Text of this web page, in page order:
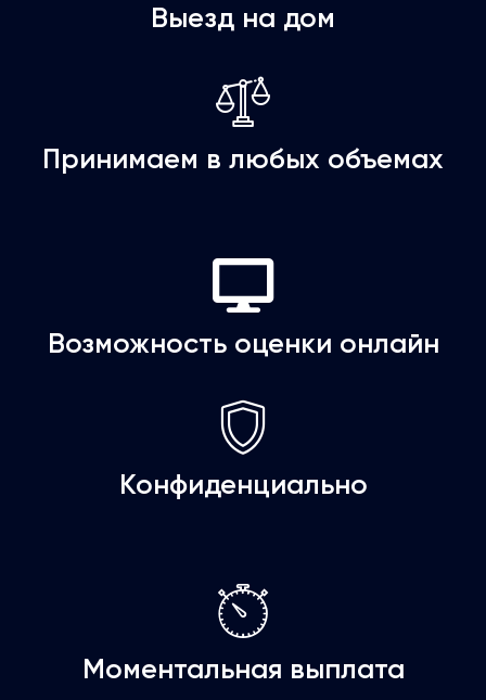
Выезд на дом
Принимаем в любых объемах
Возможность оценки онлайн
Конфиденциально
Моментальная выплата